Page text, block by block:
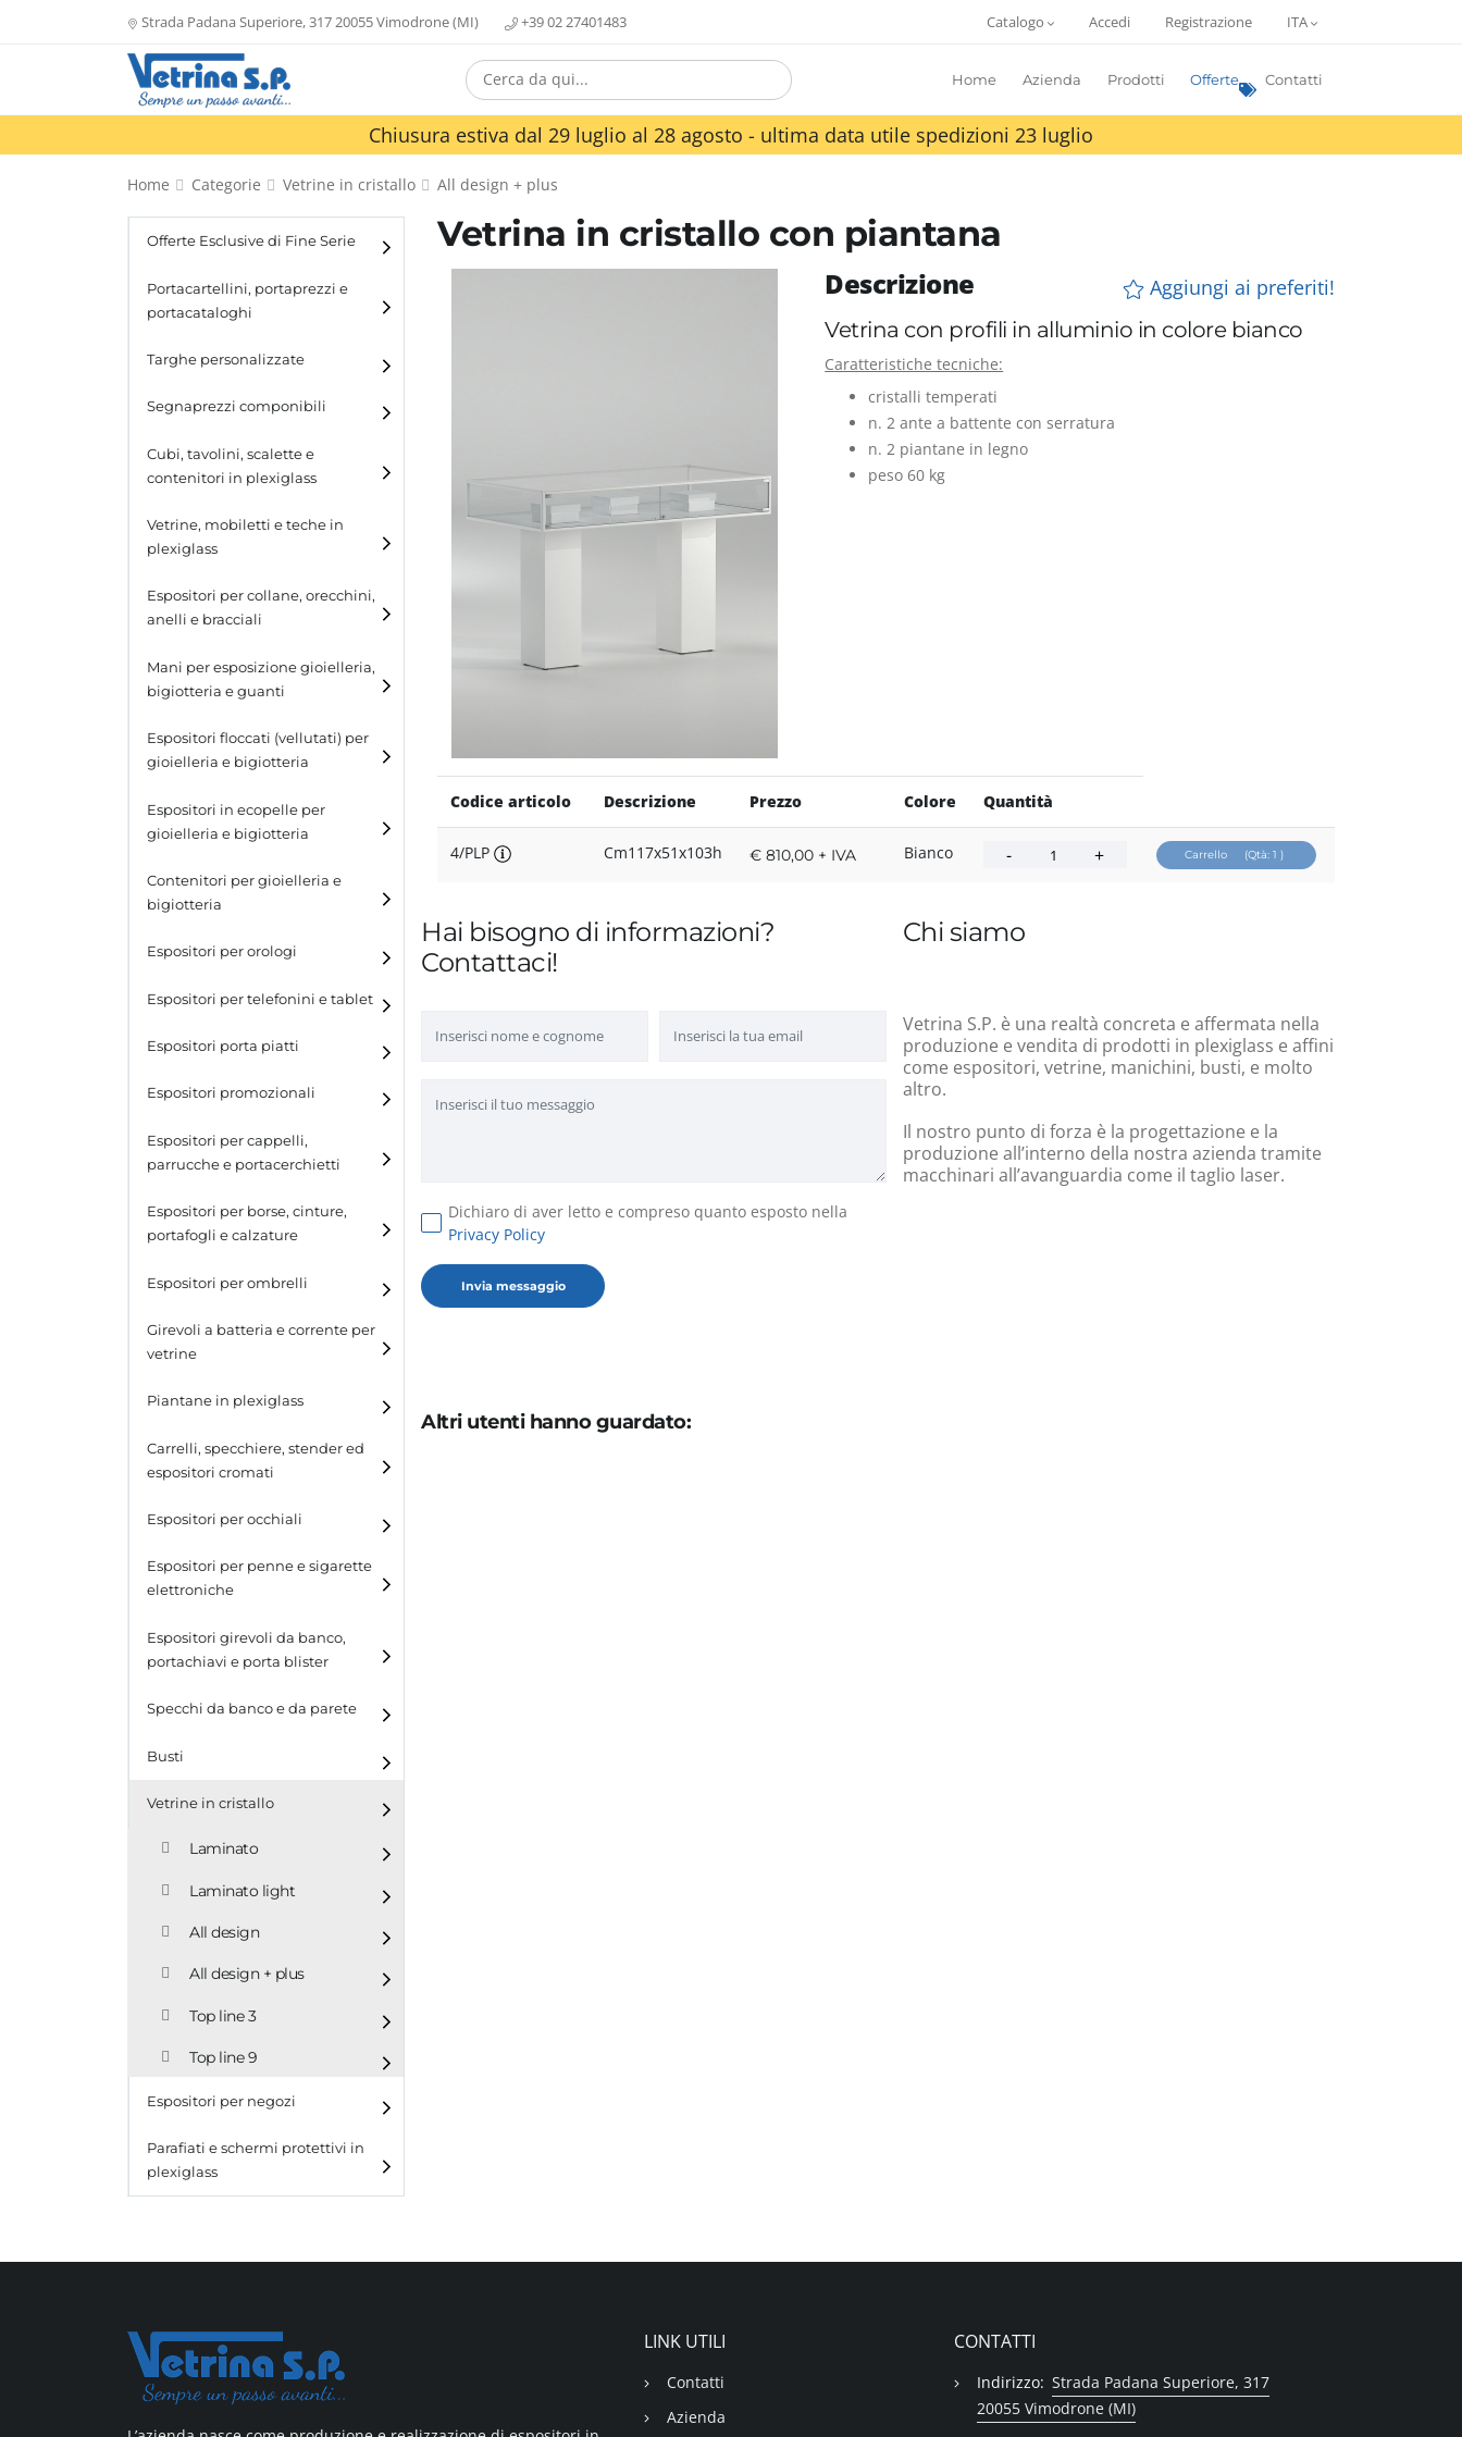
Strada Padana Superiore, 317 20055 Vimodrone (MI) +39 02 27401483 Catalogo Accedi Registrazione ITA
Home Azienda Prodotti Offerte Contatti
Chiusura estiva dal 29 luglio al 28 agosto - ultima data utile spedizioni 23 luglio
Home Categorie Vetrine in cristallo All design + plus
Offerte Esclusive di Fine Serie
Portacartellini, portaprezzi e
portacataloghi
Portacartellini
Portacataloghi
Targhe personalizzate
Segnaprezzi componibili
Cubi, tavolini, scalette e
contenitori in plexiglass
Cubi
Scalette
Vetrine, mobiletti e teche in
plexiglass
Espositori per collane, orecchini,
anelli e bracciali
Espositori per collane
Espositori per anelli
Mani per esposizione gioielleria,
bigiotteria e guanti
Espositori floccati (vellutati) per
gioielleria e bigiotteria
Espositori in ecopelle per
gioielleria e bigiotteria
Contenitori per gioielleria e
bigiotteria
Espositori per orologi
Espositori per telefonini e tablet
Espositori porta piatti
Espositori promozionali
Espositori per cappelli,
parrucche e portacerchietti
Espositori per cappelli e
parrucche
Espositori per borse, cinture,
portafogli e calzature
Espositori per borse
Espositori per cinture
Espositori per portafogli
Espositori per calzature
Espositori per ombrelli
Girevoli a batteria e corrente per
vetrine
Piantane in plexiglass
Carrelli, specchiere, stender ed
espositori cromati
Espositori per occhiali
Espositori per penne e sigarette
elettroniche
Espositori girevoli da banco,
portachiavi e porta blister
Espositori girevoli da
ganci
Specchi da banco e da parete
Busti
Vetrine in cristallo
Laminato
Laminato light
All design
All design + plus
Top line 3
Top line 9
Espositori per negozi
Parafiati e schermi protettivi in
plexiglass
Vetrina in cristallo con piantana
Descrizione
Aggiungi ai preferiti!
Vetrina con profili in alluminio in colore bianco
Caratteristiche tecniche:
cristalli temperati
n. 2 ante a battente con serratura
n. 2 piantane in legno
peso 60 kg
Codice articolo Descrizione Prezzo Colore Quantità
4/PLP Cm117x51x103h € 810,00 + IVA Bianco Carrello (Qtà:1 )
Hai bisogno di informazioni?
Contattaci!
Dichiaro di aver letto e compreso quanto esposto nella
Privacy Policy
Chi siamo
Vetrina S.P. è una realtà concreta e affermata nella
produzione e vendita di prodotti in plexiglass e affini
come espositori, vetrine, manichini, busti, e molto
altro.
Il nostro punto di forza è la progettazione e la
produzione all’interno della nostra azienda tramite
macchinari all’avanguardia come il taglio laser.
Altri utenti hanno guardato:
LINK UTILI
Contatti
Azienda
CONTATTI
Indirizzo: Strada Padana Superiore, 317
20055 Vimodrone (MI)